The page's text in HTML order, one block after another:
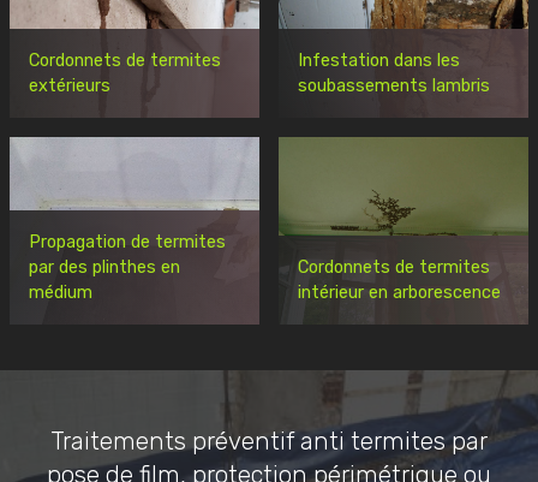
Cordonnets de termites
extérieurs
Infestation dans les
soubassements lambris
Propagation de termites
par des plinthes en
médium
Cordonnets de termites
intérieur en arborescence
Traitements préventif anti termites par
pose de film, protection périmétrique ou